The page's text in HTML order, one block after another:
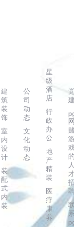
建
筑
装
饰
室
内
设
计
装
配
式
内
装
公
司
动
态
文
化
动
态
星
级
酒
店
行
政
办
公
地
产
精
装
医
疗
康
养